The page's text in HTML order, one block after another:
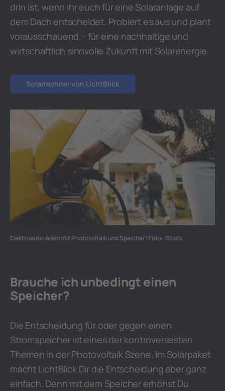
drin ist, wenn ihr euch für eine Solaranlage auf
dem Dach entscheidet. Probiert es aus und plant
vorausschauend – für eine nachhaltige und
wirtschaftlich sinnvolle Zukunft mit Solarenergie.
Solarrechner von LichtBlick
Elektroauto laden mit Photovoltaik und Speicher | Foto: iStock
Brauche ich unbedingt einen
Speicher?
Die Entscheidung für oder gegen einen
Stromspeicher ist eines der kontroversesten
Themen in der Photovoltaik Szene. Im Solarpaket
macht LichtBlick Dir die Entscheidung aber ganz
einfach. Denn mit dem Speicher erhöhst Du